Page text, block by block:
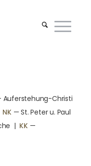
Auferstehung-Christi
NK— St. Peter u. Paul
| KK—